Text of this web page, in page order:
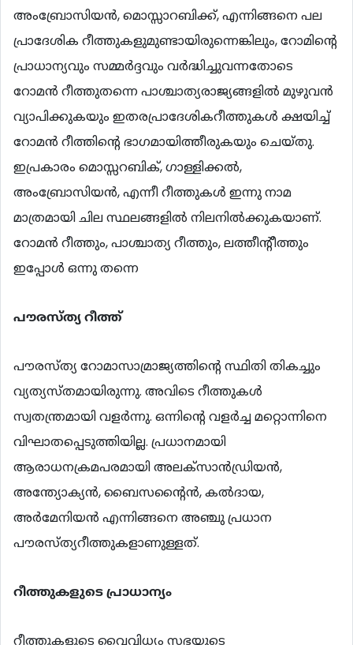
അംബ്രോസിയന്‍, മൊസ്സാറബിക്ക്, എന്നിങ്ങനെ പല
പ്രാദേശിക റീത്തുകളുമുണ്ടായിരുന്നെങ്കിലും, റോമിന്‍റെ
പ്രാധാന്യവും സമ്മര്‍ദ്ദവും വര്‍ദ്ധിച്ചുവന്നതോടെ
റോമന്‍ റീത്തുതന്നെ പാശ്ചാത്യരാജ്യങ്ങളില്‍ മുഴുവന്‍
വ്യാപിക്കുകയും ഇതരപ്രാദേശികറീത്തുകള്‍ ക്ഷയിച്ച്
റോമന്‍ റീത്തിന്‍റെ ഭാഗമായിത്തീരുകയും ചെയ്തു.
ഇപ്രകാരം മൊസ്സറബിക്, ഗാള്ളിക്കല്‍,
അംബ്രോസിയന്‍, എന്നീ റീത്തുകള്‍ ഇന്നു നാമ
മാത്രമായി ചില സ്ഥലങ്ങളില്‍ നിലനില്‍ക്കുകയാണ്.
റോമന്‍ റീത്തും, പാശ്ചാത്യ റീത്തും, ലത്തീന്‍റീത്തും
ഇപ്പോള്‍ ഒന്നു തന്നെ
പൗരസ്ത്യറീത്ത്
പൗരസ്ത്യ റോമാസാമ്രാജ്യത്തിന്‍റെ സ്ഥിതി തികച്ചും
വ്യത്യസ്തമായിരുന്നു. അവിടെ റീത്തുകള്‍
സ്വതന്ത്രമായി വളര്‍ന്നു. ഒന്നിന്‍റെ വളര്‍ച്ച മറ്റൊന്നിനെ
വിഘാതപ്പെടുത്തിയില്ല. പ്രധാനമായി
ആരാധനക്രമപരമായി അലക്സാന്‍ഡ്രിയന്‍,
അന്ത്യോക്യന്‍, ബൈസന്‍റൈന്‍, കല്‍ദായ,
അര്‍മേനിയന്‍ എന്നിങ്ങനെ അഞ്ചു പ്രധാന
പൗരസ്ത്യറീത്തുകളാണുള്ളത്.
റീത്തുകളുടെപ്രാധാന്യം
റീത്തുകളുടെ വൈവിധ്യം സഭയുടെ